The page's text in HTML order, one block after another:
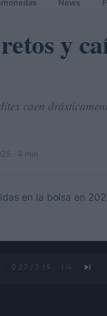
News
y
caen
· 4 min
0:27 / 3:19 1 /4